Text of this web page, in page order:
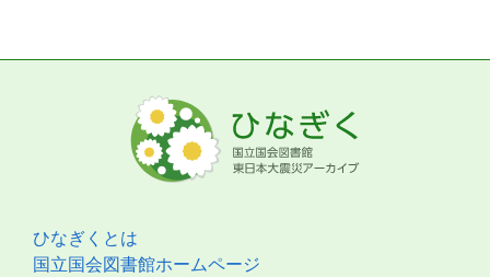
ひなぎくとは
国立国会図書館ホームページ